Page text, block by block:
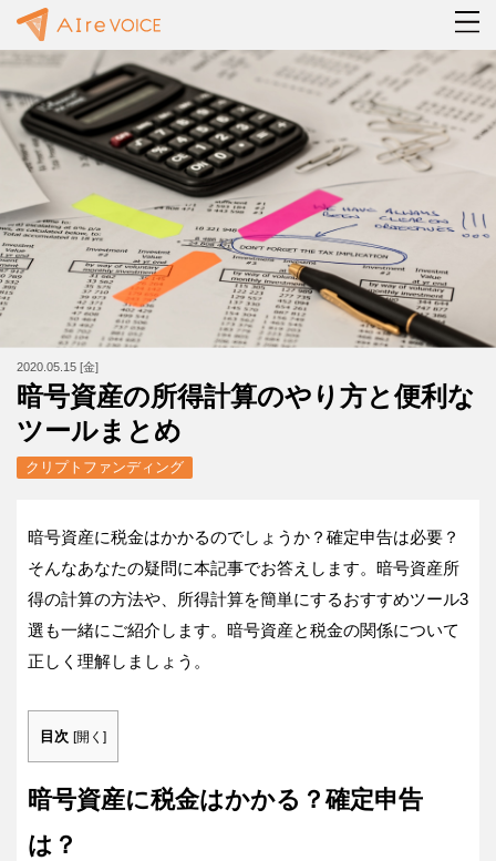
2020.05.15 [金]
暗号資産の所得計算のやり方と便利な
ツールまとめ
クリプトファンディング
暗号資産に税金はかかるのでしょうか？確定申告は必要？
そんなあなたの疑問に本記事でお答えします。暗号資産所
得の計算の方法や、所得計算を簡単にするおすすめツール3
選も一緒にご紹介します。暗号資産と税金の関係について
正しく理解しましょう。
目次 [開く ]
暗号資産に税金はかかる？確定申告
は？